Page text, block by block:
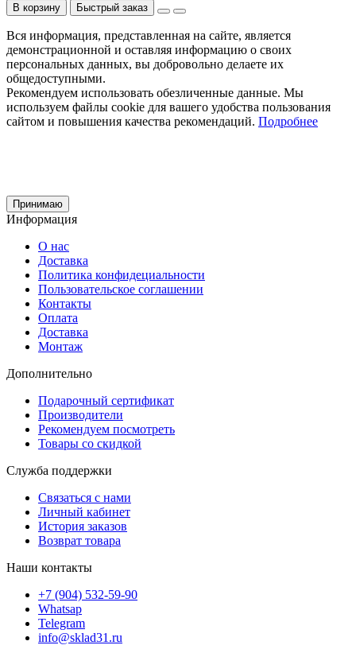
В корзину Быстрый заказ
Вся информация, представленная на сайте, является
демонстрационной и оставляя информацию о своих
персональных данных, вы добровольно делаете их
общедоступными.
Рекомендуем использовать обезличенные данные. Мы
используем файлы cookie для вашего удобства пользования
сайтом и повышения качества рекомендаций. Подробнее
Принимаю
Информация
О нас
Доставка
Политика конфидециальности
Пользовательское соглашении
Контакты
Оплата
Доставка
Монтаж
Дополнительно
Подарочный сертификат
Производители
Рекомендуем посмотреть
Товары со скидкой
Служба поддержки
Связаться с нами
Личный кабинет
История заказов
Возврат товара
Наши контакты
+7 (904) 532-59-90
Whatsap
Telegram
info@sklad31.ru